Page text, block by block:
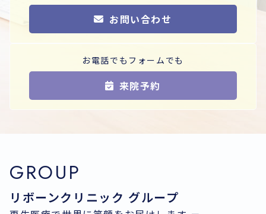
お問い合わせ
お電話でもフォームでも
来院予約
GROUP
リボーンクリニック グループ